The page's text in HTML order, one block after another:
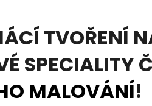
TVOŘENÍ
SPECIALITY
MALOVÁNÍ!